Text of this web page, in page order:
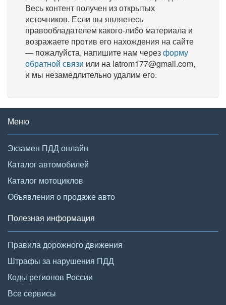
Весь контент получен из открытых
источников. Если вы являетесь
правообладателем какого-либо материала и
возражаете против его нахождения на сайте
— пожалуйста, напишите нам черезформу
обратной связи или на latrom177@gmail.com,
и мы незамедлительно удалим его.
Меню
Экзамен ПДД онлайн
Каталог автомобилей
Каталог мотоциклов
Объявления о продаже авто
Полезная информация
Правила дорожного движения
Штрафы за нарушения ПДД
Коды регионов России
Все сервисы